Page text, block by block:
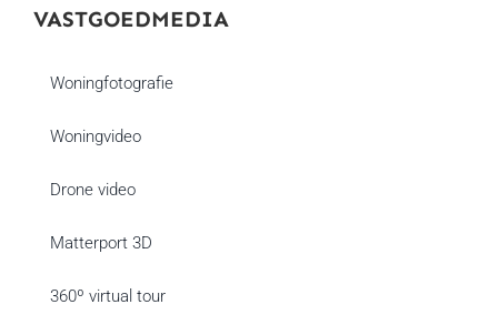
VASTGOEDMEDIA
Woningfotografie
Woningvideo
Drone video
Matterport 3D
360º virtual tour